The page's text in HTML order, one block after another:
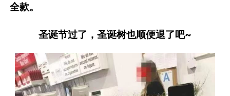
全款。
圣诞节过了，圣诞树也顺便退了吧~